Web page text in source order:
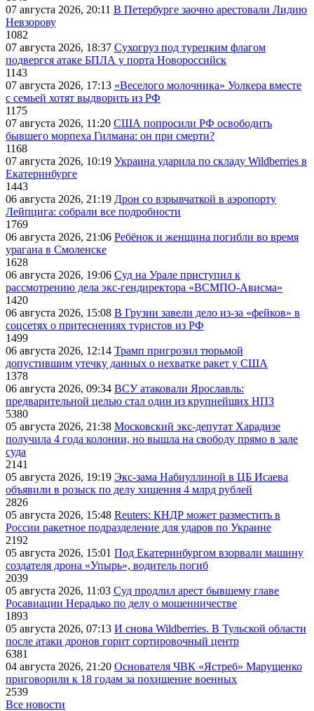
07 августа 2026, 20:11 В Петербурге заочно арестовали Лидию
Невзорову
1082
07 августа 2026, 18:37 Сухогруз под турецким флагом
подвергся атаке БПЛА у порта Новороссийск
1143
07 августа 2026, 17:13 «Веселого молочника» Уолкера вместе
с семьей хотят выдворить из РФ
1175
07 августа 2026, 11:20 США попросили РФ освободить
бывшего морпеха Гилмана: он при смерти?
1168
07 августа 2026, 10:19 Украина ударила по складу Wildberries в
Екатеринбурге
1443
06 августа 2026, 21:19 Дрон со взрывчаткой в аэропорту
Лейпцига: собрали все подробности
1769
06 августа 2026, 21:06 Ребёнок и женщина погибли во время
урагана в Смоленске
1628
06 августа 2026, 19:06 Суд на Урале приступил к
рассмотрению дела экс-гендиректора «ВСМПО-Ависма»
1420
06 августа 2026, 15:08 В Грузии завели дело из-за «фейков» в
соцсетях о притеснениях туристов из РФ
1499
06 августа 2026, 12:14 Трамп пригрозил тюрьмой
допустившим утечку данных о нехватке ракет у США
1378
06 августа 2026, 09:34 ВСУ атаковали Ярославль:
предварительной целью стал один из крупнейших НПЗ
5380
05 августа 2026, 21:38 Московский экс-депутат Харадизе
получила 4 года колонии, но вышла на свободу прямо в зале
суда
2141
05 августа 2026, 19:19 Экс-зама Набиуллиной в ЦБ Исаева
объявили в розыск по делу хищения 4 млрд рублей
2826
05 августа 2026, 15:48 Reuters: КНДР может разместить в
России ракетное подразделение для ударов по Украине
2192
05 августа 2026, 15:01 Под Екатеринбургом взорвали машину
создателя дрона «Упырь», водитель погиб
2039
05 августа 2026, 11:03 Суд продлил арест бывшему главе
Росавиации Нерадько по делу о мошенничестве
1893
05 августа 2026, 07:13 И снова Wildberries. В Тульской области
после атаки дронов горит сортировочный центр
6381
04 августа 2026, 21:20 Основателя ЧВК «Ястреб» Марущенко
приговорили к 18 годам за похищение военных
2539
Все новости